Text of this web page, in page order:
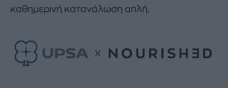
καθημερινή κατανάλωση απλή.